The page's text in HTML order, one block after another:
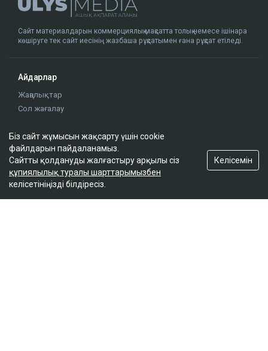
Сайт материалдарын коммерциялық мақсатта толық немесе ішінара
көшіруге тек сайт иесінің жазбаша рұқсатымен ғана рұқсат етіледі.
Айдарлар
Жаңалықтар
Сол жағалау
Сараптама
Аймақ
Қоғам
Ұстаным
Біз сайт жұмысын жақсарту үшін cookie
файлдарын пайдаланамыз.
Сайтты қолдануды жалғастыру арқылы сіз
құпиялылық туралы шарттарымызбен
келісетініңізді білдіресіз.
Келісемін